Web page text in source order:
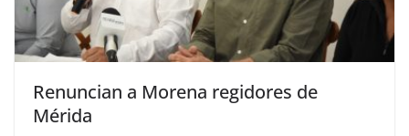
Renuncian a Morena regidores de
Mérida